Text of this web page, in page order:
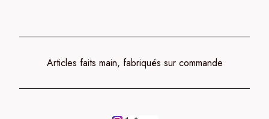
Articles faits main, fabriqués sur commande